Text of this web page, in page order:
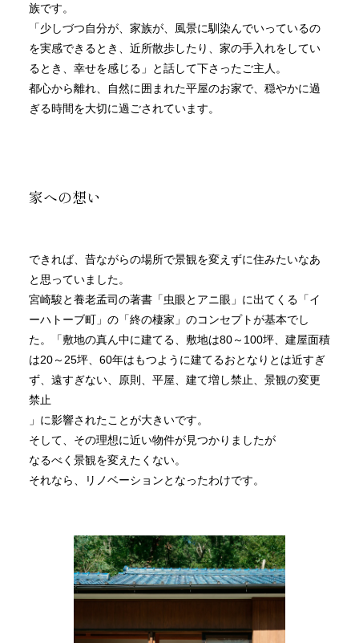
族です。
「少しづつ自分が、家族が、風景に馴染んでいっているの
を実感できるとき、近所散歩したり、家の手入れをしてい
るとき、幸せを感じる」と話して下さったご主人。
都心から離れ、自然に囲まれた平屋のお家で、穏やかに過
ぎる時間を大切に過ごされています。
家への想い
できれば、昔ながらの場所で景観を変えずに住みたいなあ
と思っていました。
宮崎駿と養老孟司の著書「虫眼とアニ眼」に出てくる「イ
ーハトーブ町」の「終の棲家」のコンセプトが基本でし
た。「敷地の真ん中に建てる、敷地は80～100坪、建屋面積
は20～25坪、60年はもつように建てるおとなりとは近すぎ
ず、遠すぎない、原則、平屋、建て増し禁止、景観の変更
禁止
」に影響されたことが大きいです。
そして、その理想に近い物件が見つかりましたが
なるべく景観を変えたくない。
それなら、リノベーションとなったわけです。